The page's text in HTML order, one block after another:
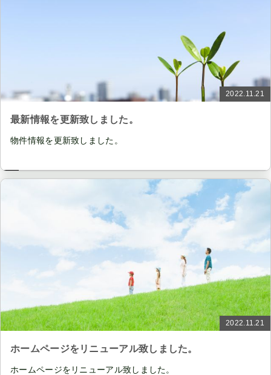
2022.11.21
最新情報を更新致しました。
物件情報を更新致しました。
2022.11.21
ホームページをリニューアル致しました。
ホームページをリニューアル致しました。